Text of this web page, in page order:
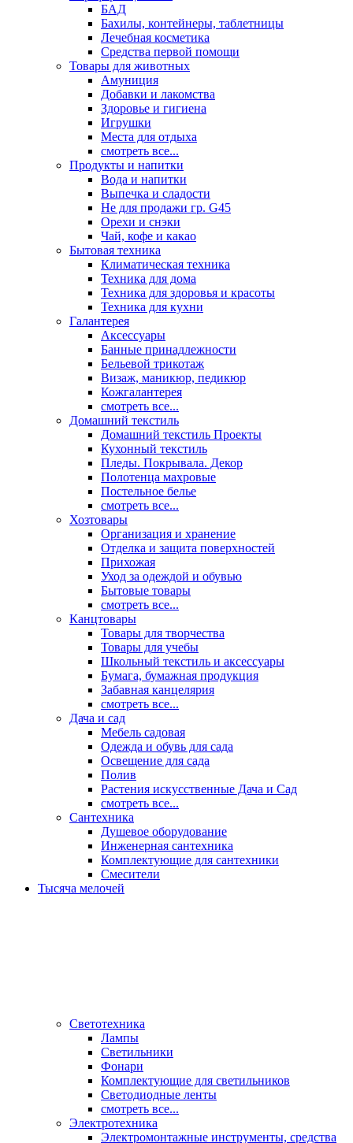
БАД
Бахилы, контейнеры, таблетницы
Лечебная косметика
Средства первой помощи
Товары для животных
Амуниция
Добавки и лакомства
Здоровье и гигиена
Игрушки
Места для отдыха
смотреть все...
Продукты и напитки
Вода и напитки
Выпечка и сладости
Не для продажи гр. G45
Орехи и снэки
Чай, кофе и какао
Бытовая техника
Климатическая техника
Техника для дома
Техника для здоровья и красоты
Техника для кухни
Галантерея
Аксессуары
Банные принадлежности
Бельевой трикотаж
Визаж, маникюр, педикюр
Кожгалантерея
смотреть все...
Домашний текстиль
Домашний текстиль Проекты
Кухонный текстиль
Пледы. Покрывала. Декор
Полотенца махровые
Постельное белье
смотреть все...
Хозтовары
Организация и хранение
Отделка и защита поверхностей
Прихожая
Уход за одеждой и обувью
Бытовые товары
смотреть все...
Канцтовары
Товары для творчества
Товары для учебы
Школьный текстиль и аксессуары
Бумага, бумажная продукция
Забавная канцелярия
смотреть все...
Дача и сад
Мебель садовая
Одежда и обувь для сада
Освещение для сада
Полив
Растения искусственные Дача и Сад
смотреть все...
Сантехника
Душевое оборудование
Инженерная сантехника
Комплектующие для сантехники
Смесители
Тысяча мелочей
Светотехника
Лампы
Светильники
Фонари
Комплектующие для светильников
Светодиодные ленты
смотреть все...
Электротехника
Электромонтажные инструменты, средства